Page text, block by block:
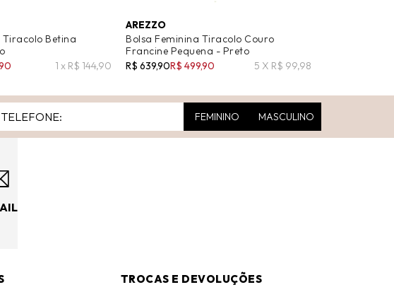
Tiracolo Betina
1 x R$ 144,90
AREZZO
Bolsa Feminina Tiracolo Couro
Francine Pequena - Preto
R$ 639,90R$ 499,90 5 X R$ 99,98
FEMININO MASCULINO
TROCAS E DEVOLUÇÕES